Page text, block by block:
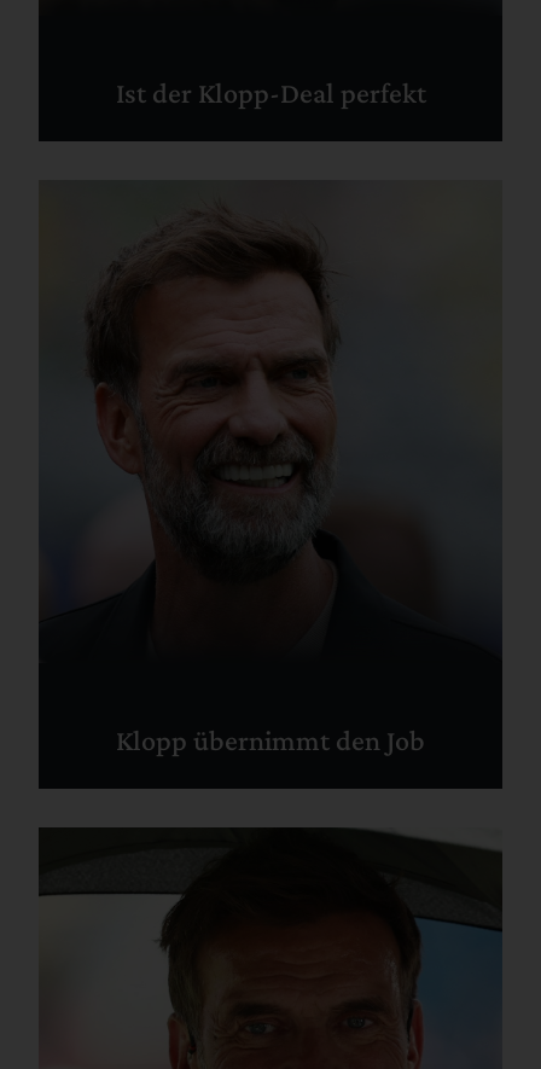
Ist der Klopp-Deal perfekt
Klopp übernimmt den Job